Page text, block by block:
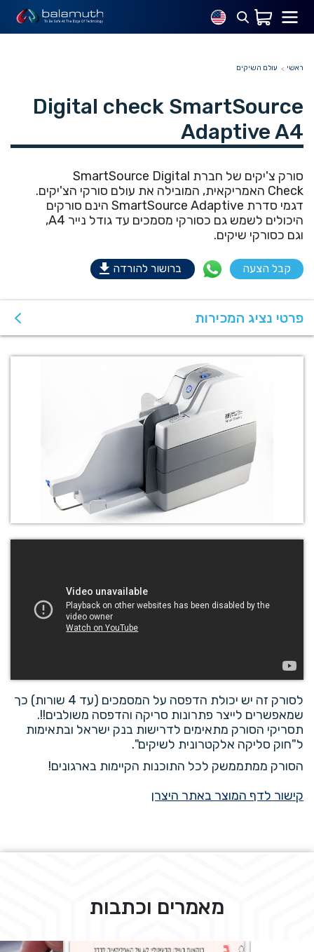
ראשי עולם השיקים
Digital check SmartSource
Adaptive A4
סורק צ'יקים של חברת SmartSource Digital
Check האמריקאית, המובילה את עולם סורקי הצ'יקים.
דגמי סדרת SmartSource Adaptive הינם סורקים
היכולים לשמש גם כסורקי מסמכים עד גודל נייר A4,
וגם כסורקי שיקים.
קבל הצעה ברושור להורדה
לסורק זה יש יכולת הדפסה על המסמכים (עד 4 שורות) כך
שמאפשרים לייצר פתרונות סריקה והדפסה משולבים!!.
תסריקי הסורק מתאימים לדרישות בנק ישראל ובתאימות
ל"חוק סליקה אלקטרונית לשיקים".
הסורק ממתממשק לכל התוכנות הקיימות בארגונים!
קישור לדף המוצר באתר היצרן
פרטי נציג המכירות
מאמרים וכתבות